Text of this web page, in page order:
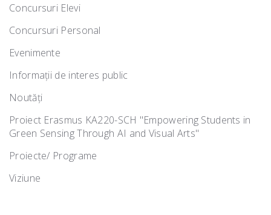
Concursuri Elevi
Concursuri Personal
Evenimente
Informații de interes public
Noutăţi
Proiect Erasmus KA220-SCH "Empowering Students in
Green Sensing Through AI and Visual Arts"
Proiecte/ Programe
Viziune